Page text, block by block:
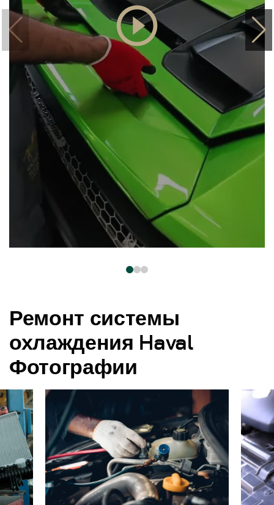
Ремонт системы
охлаждения Haval
Фотографии